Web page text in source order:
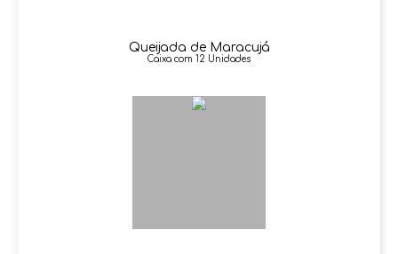
Queijada de Maracujá
Caixa com 12 Unidades